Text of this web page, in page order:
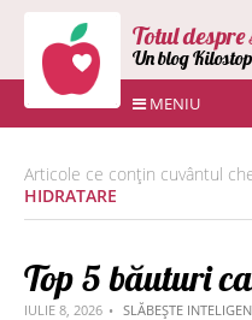
Totul
Un blog Kilostop
MENIU
Articole ce conțin cuvântul
HIDRATARE
Top 5 băuturi
IULIE 8, 2026 SLĂBEȘTE